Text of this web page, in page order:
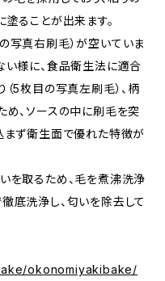
ることが出来ます。
写真右刷毛）が空いていま
い様に、食品衛生法に適合
5枚目の写真左刷毛）、柄
め、ソースの中に刷毛を突
まず衛生面で優れた特徴が
を取るため、毛を煮沸洗浄
底洗浄し、匂いを除去して
okonomiyakibake/